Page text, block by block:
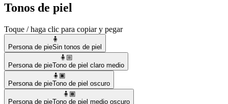
Tonos de piel
Toque / haga clic para copiar y pegar
🧍
Persona de pieSin tonos de piel
🧍🏼
Persona de pieTono de piel claro medio
🧍🏿
Persona de pieTono de piel oscuro
🧍🏾
Persona de pieTono de piel medio oscuro